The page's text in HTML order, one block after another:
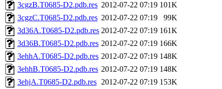
3cgzB.T0685-D2.pdb.res 2012-07-22 07:19 101K
3cgzC.T0685-D2.pdb.res 2012-07-22 07:19
99K
3d36A.T0685-D2.pdb.res 2012-07-22 07:19 161K
3d36B.T0685-D2.pdb.res 2012-07-22 07:19 166K
3ehhA.T0685-D2.pdb.res 2012-07-22 07:19 148K
3ehhB.T0685-D2.pdb.res 2012-07-22 07:19 148K
3ehjA.T0685-D2.pdb.res 2012-07-22 07:19 153K